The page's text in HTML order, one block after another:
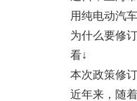
用纯电动汽
为什么要修
看↓
本次政策修
近年来，随